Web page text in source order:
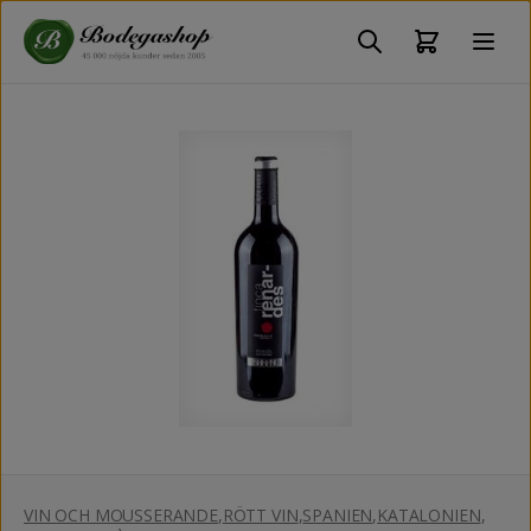
VIN OCH MOUSSERANDE,RÖTT VIN,SPANIEN,KATALONIEN,